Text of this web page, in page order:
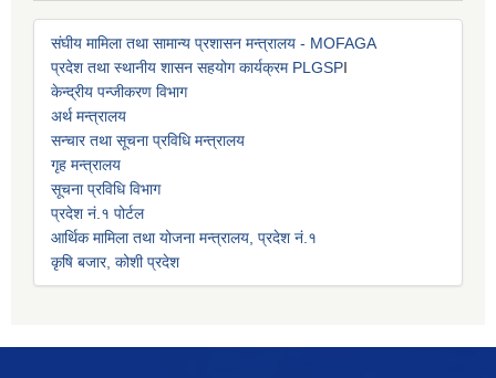
संघीय मामिला तथा सामान्य प्रशासन मन्त्रालय - MOFAGA
प्रदेश तथा स्थानीय शासन सहयोग कार्यक्रम PLGSPI
केन्द्रीय पन्जीकरण विभाग
अर्थ मन्त्रालय
सन्चार तथा सूचना प्रविधि मन्त्रालय
गृह मन्त्रालय
सूचना प्रविधि विभाग
प्रदेश नं.१ पोर्टल
आर्थिक मामिला तथा योजना मन्त्रालय, प्रदेश नं.१
कृषि बजार, कोशी प्रदेश